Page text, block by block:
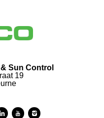
Sun Control
19
facebook
Volg ons linkedin
Volg ons youtube
Volg ons instagram